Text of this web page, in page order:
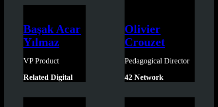
Başak Acar
Yılmaz
VP Product
Related Digital
Olivier
Crouzet
Pedagogical Director
42 Network